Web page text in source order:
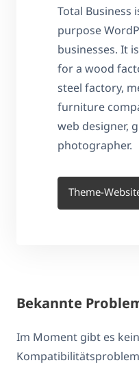
Total Business
purpose
businesses. It
for a wood
steel factory,
furniture
web designer,
photographer.
Theme-
Bekannte
Im Moment gibt es